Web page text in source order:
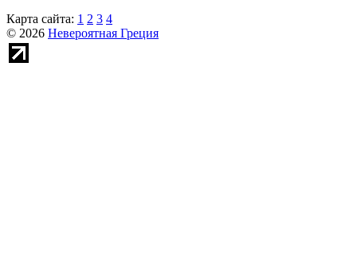
Карта сайта: 1 2 3 4
© 2026 Невероятная Греция